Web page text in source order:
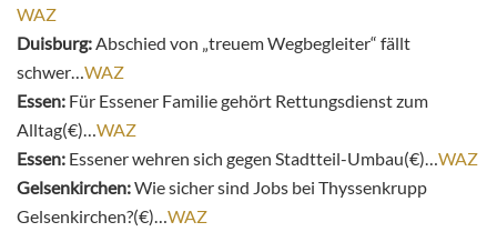
WAZ
Duisburg: Abschied von „treuem Wegbegleiter“ fällt
schwer… WAZ
Essen: Für Essener Familie gehört Rettungsdienst zum
Alltag(€)… WAZ
Essen: Essener wehren sich gegen Stadtteil-Umbau(€)… WAZ
Gelsenkirchen:Wie sicher sind Jobs bei Thyssenkrupp
Gelsenkirchen?(€)… WAZ